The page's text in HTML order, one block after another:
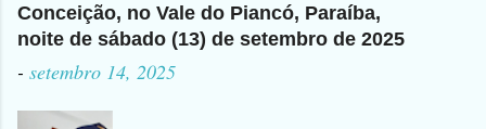
Conceição, no Vale do Piancó, Paraíba,
noite de sábado (13) de setembro de 2025
- setembro 14, 2025